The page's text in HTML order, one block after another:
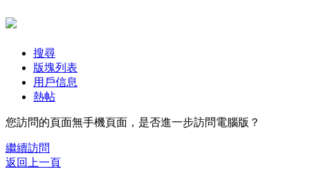
搜尋
版塊列表
用戶信息
熱帖
您訪問的頁面無手機頁面，是否進一步訪問電腦版？
繼續訪問
返回上一頁